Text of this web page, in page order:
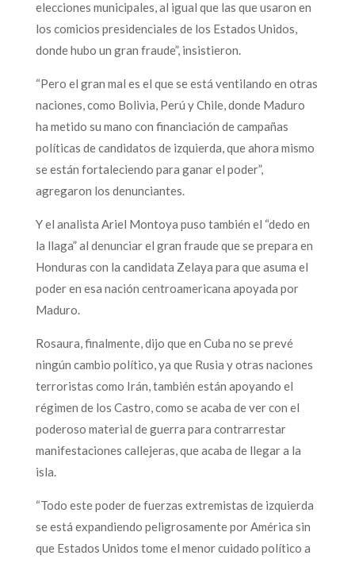
elecciones municipales, al igual que las que usaron en
los comicios presidenciales de los Estados Unidos,
donde hubo un gran fraude”, insistieron.
“Pero el gran mal es el que se está ventilando en otras
naciones, como Bolivia, Perú y Chile, donde Maduro
ha metido su mano con financiación de campañas
políticas de candidatos de izquierda, que ahora mismo
se están fortaleciendo para ganar el poder”,
agregaron los denunciantes.
Y el analista Ariel Montoya puso también el “dedo en
la llaga” al denunciar el gran fraude que se prepara en
Honduras con la candidata Zelaya para que asuma el
poder en esa nación centroamericana apoyada por
Maduro.
Rosaura, finalmente, dijo que en Cuba no se prevé
ningún cambio político, ya que Rusia y otras naciones
terroristas como Irán, también están apoyando el
régimen de los Castro, como se acaba de ver con el
poderoso material de guerra para contrarrestar
manifestaciones callejeras, que acaba de llegar a la
isla.
“Todo este poder de fuerzas extremistas de izquierda
se está expandiendo peligrosamente por América sin
que Estados Unidos tome el menor cuidado político a